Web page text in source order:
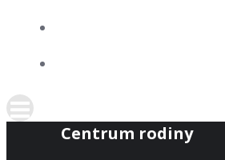
Centrum rodiny